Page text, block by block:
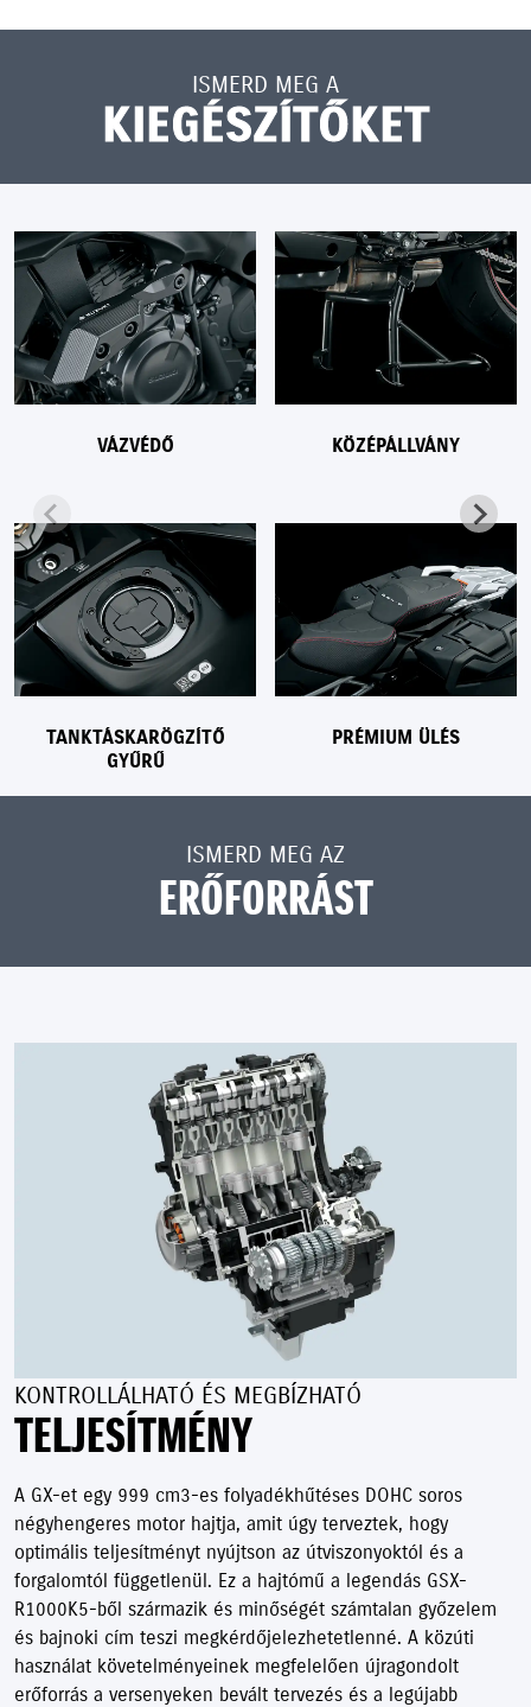
ISMERD MEG A
KIEGÉSZÍTŐKET
VÁZVÉDŐ KÖZÉPÁLLVÁNY
TANKTÁSKARÖGZÍTŐ
GYŰRŰ
PRÉMIUM ÜLÉS
ISMERD MEG AZ
ERŐFORRÁST
KONTROLLÁLHATÓ ÉS MEGBÍZHATÓ
TELJESÍTMÉNY
A GX-et egy 999 cm3-es folyadékhűtéses DOHC soros
négyhengeres motor hajtja, amit úgy terveztek, hogy
optimális teljesítményt nyújtson az útviszonyoktól és a
forgalomtól függetlenül. Ez a hajtómű a legendás GSX-
R1000K5-ből származik és minőségét számtalan győzelem
és bajnoki cím teszi megkérdőjelezhetetlenné. A közúti
használat követelményeinek megfelelően újragondolt
erőforrás a versenyeken bevált tervezés és a legújabb